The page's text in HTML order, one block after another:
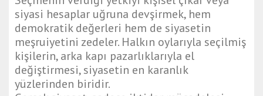
siyasi hesaplar uğruna devşirmek, hem
demokratik değerleri hem de siyasetin
meşruiyetini zedeler. Halkın oylarıyla seçilmiş
kişilerin, arka kapı pazarlıklarıyla el
değiştirmesi, siyasetin en karanlık
yüzlerinden biridir.